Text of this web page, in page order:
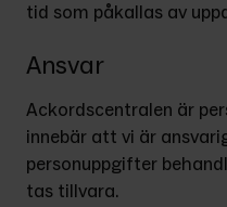
tid som påkallas av
Ansvar
Ackordscentralen är
innebär att vi är
personuppgifter
tas tillvara.